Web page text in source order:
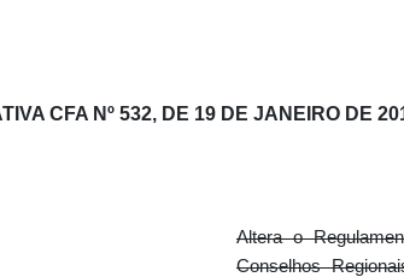
CFA Nº 532, DE 19 DE JANEIRO DE
Altera o
Conselhos